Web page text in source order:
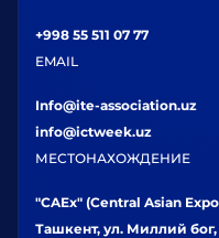
+998 55 511 07 77
EMAIL
Info@ite-association.uz
info@ictweek.uz
МЕСТОНАХОЖДЕНИЕ
"CAEx" (Central Asian
Ташкент, ул. Миллий бог,